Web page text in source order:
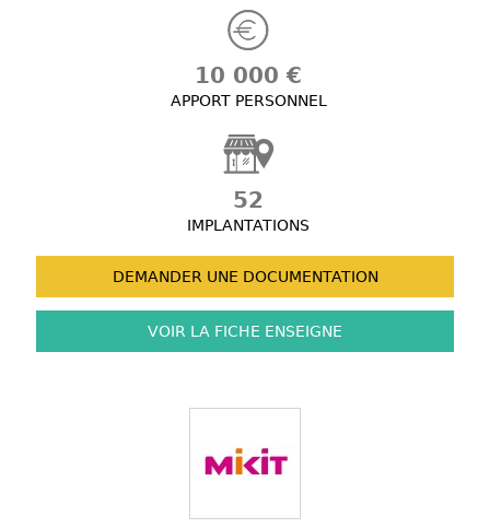
10 000 €
APPORT PERSONNEL
52
IMPLANTATIONS
DEMANDER UNE DOCUMENTATION
VOIR LA FICHE ENSEIGNE